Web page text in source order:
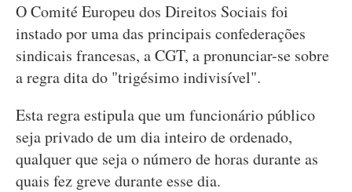
O Comité Europeu dos Direitos Sociais foi
instado por uma das principais confederações
sindicais francesas, a CGT, a pronunciar-se sobre
a regra dita do "trigésimo indivisível".
Esta regra estipula que um funcionário público
seja privado de um dia inteiro de ordenado,
qualquer que seja o número de horas durante as
quais fez greve durante esse dia.